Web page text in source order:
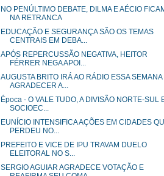
NO PENÚLTIMO DEBATE, DILMA E AÉCIO
NA RETRANCA
EDUCAÇÃO E SEGURANÇA SÃO OS TEMAS
CENTRAIS EM DEBA...
APÓS REPERCUSSÃO NEGATIVA, HEITOR
FÉRRER NEGA APOI...
AUGUSTA BRITO IRÁ AO RÁDIO ESSA SEMANA
AGRADECER A...
Época - O VALE TUDO, A DIVISÃO NORTE-SUL
SOCIOEC...
EUNÍCIO INTENSIFICA AÇÕES EM CIDADES
PERDEU NO...
PREFEITO E VICE DE IPU TRAVAM DUELO
ELEITORAL NO S...
SERGIO AGUIAR AGRADECE VOTAÇÃO E